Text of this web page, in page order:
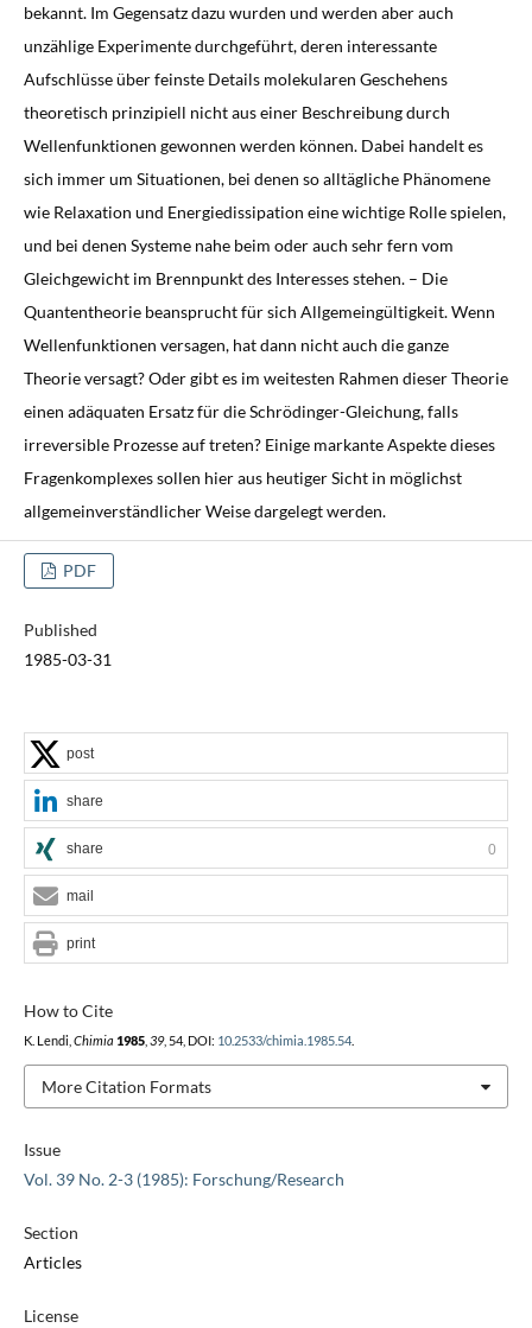
bekannt. Im Gegensatz dazu wurden und werden aber auch
unzählige Experimente durchgeführt, deren interessante
Aufschlüsse über feinste Details molekularen Geschehens
theoretisch prinzipiell nicht aus einer Beschreibung durch
Wellenfunktionen gewonnen werden können. Dabei handelt es
sich immer um Situationen, bei denen so alltägliche Phänomene
wie Relaxation und Energiedissipation eine wichtige Rolle spielen,
und bei denen Systeme nahe beim oder auch sehr fern vom
Gleichgewicht im Brennpunkt des Interesses stehen. – Die
Quantentheorie beansprucht für sich Allgemeingültigkeit. Wenn
Wellenfunktionen versagen, hat dann nicht auch die ganze
Theorie versagt? Oder gibt es im weitesten Rahmen dieser Theorie
einen adäquaten Ersatz für die Schrödinger-Gleichung, falls
irreversible Prozesse auf treten? Einige markante Aspekte dieses
Fragenkomplexes sollen hier aus heutiger Sicht in möglichst
allgemeinverständlicher Weise dargelegt werden.
PDF
Published
1985-03-31
Issue
Vol. 39 No. 2-3 (1985): Forschung/Research
Section
Articles
License
How to Cite
K. Lendi, Chimia 1985, 39, 54, DOI: 10.2533/chimia.1985.54.
More Citation Formats
post
share
share 0
mail
print